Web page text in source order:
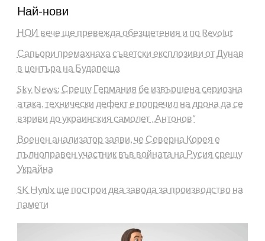
Най-нови
НОИ вече ще превежда обезщетения и по Revolut
Сапьори премахнаха съветски експлозиви от Дунав
в центъра на Будапеща
Sky News: Срещу Германия бе извършена сериозна
атака, технически дефект е попречил на дрона да се
взриви до украинския самолет „Антонов“
Военен анализатор заяви, че Северна Корея е
пълноправен участник във войната на Русия срещу
Украйна
SK Hynix ще построи два завода за производство на
памети